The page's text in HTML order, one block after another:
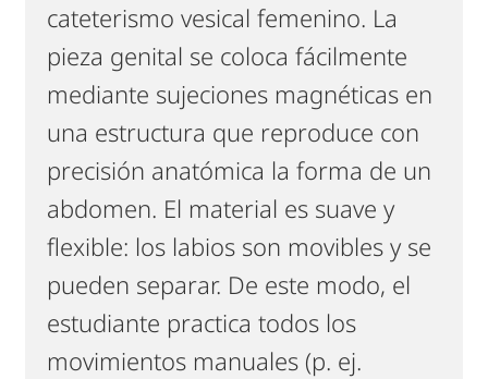
cateterismo vesical femenino. La
pieza genital se coloca fácilmente
mediante sujeciones magnéticas en
una estructura que reproduce con
precisión anatómica la forma de un
abdomen. El material es suave y
flexible: los labios son movibles y se
pueden separar. De este modo, el
estudiante practica todos los
movimientos manuales (p. ej.